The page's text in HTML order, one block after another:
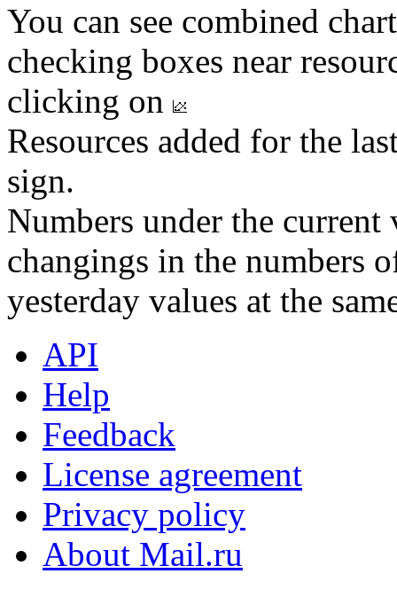
You can see combined
checking boxes near
clicking on
Resources added for the
sign.
Numbers under the
changings in the numbers
yesterday values at the
API
Help
Feedback
License agreement
Privacy policy
About Mail.ru